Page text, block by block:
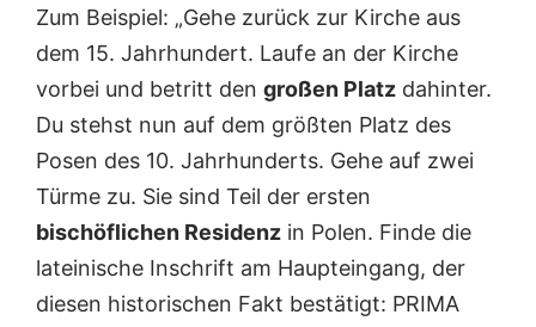
Zum Beispiel: „Gehe zurück zur Kirche aus
dem 15. Jahrhundert. Laufe an der Kirche
vorbei und betritt den großen Platz dahinter.
Du stehst nun auf dem größten Platz des
Posen des 10. Jahrhunderts. Gehe auf zwei
Türme zu. Sie sind Teil der ersten
bischöflichen Residenz in Polen. Finde die
lateinische Inschrift am Haupteingang, der
diesen historischen Fakt bestätigt: PRIMA